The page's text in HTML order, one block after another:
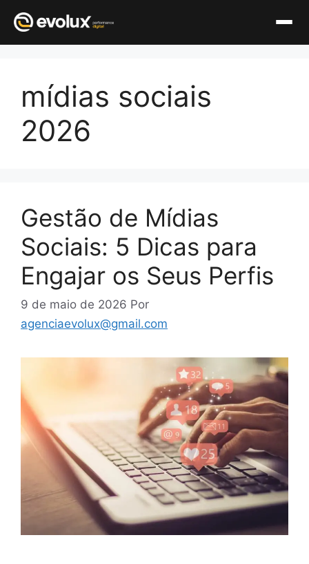
conteúdo
mídias sociais
2026
Gestão de Mídias
Sociais: 5 Dicas para
Engajar os Seus Perfis
9 de maio de 2026 Por
agenciaevolux@gmail.com